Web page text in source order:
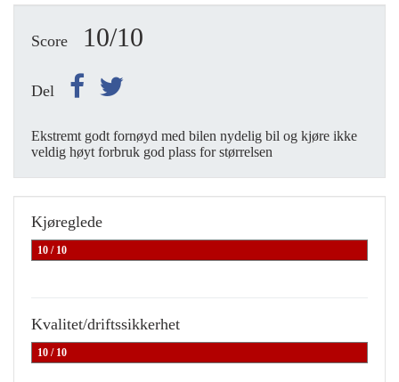
Score 10/10
Del
Ekstremt godt fornøyd med bilen nydelig bil og kjøre ikke
veldig høyt forbruk god plass for størrelsen
Kjøreglede
10 / 10
Kvalitet/driftssikkerhet
10 / 10